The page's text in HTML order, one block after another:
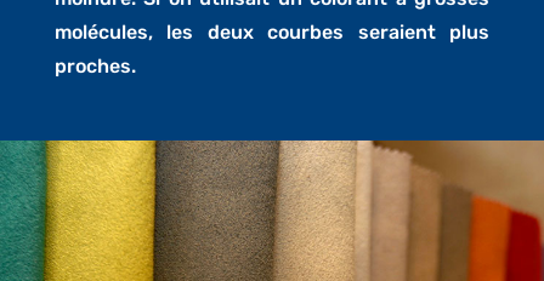
molécules, les deux courbes seraient plus
proches.